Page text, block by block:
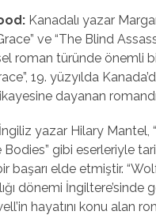
Kanadalı yazar
ve “The Blind
roman türünde önemli
19. yüzyılda
dayanan
İngiliz yazar Hilary Mantel,
Bodies” gibi eserleriyle
başarı elde etmiştir.
dönemi İngiltere’sinde
hayatını konu alan